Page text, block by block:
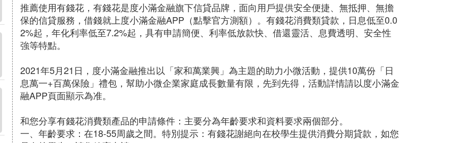
推薦使用有錢花，有錢花是度小滿金融旗下信貸品牌，面向用戶提供安全便捷、無抵押、無擔
保的信貸服務，借錢就上度小滿金融APP（點擊官方測額）。有錢花消費類貸款，日息低至0.0
2%起，年化利率低至7.2%起，具有申請簡便、利率低放款快、借還靈活、息費透明、安全性
強等特點。
2021年5月21日，度小滿金融推出以「家和萬業興」為主題的助力小微活動，提供10萬份「日
息萬一+百萬保險」禮包，幫助小微企業家庭成長數量有限，先到先得，活動詳情請以度小滿金
融APP頁面顯示為准。
和您分享有錢花消費類產品的申請條件：主要分為年齡要求和資料要求兩個部分。
一、年齡要求：在18-55周歲之間。特別提示：有錢花謝絕向在校學生提供消費分期貸款，如您